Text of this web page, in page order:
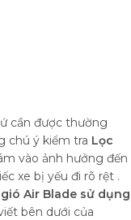
cần được thường
chú ý kiểm tra Lọc
vào ảnh hưởng đến
xe bị yếu đi rõ rệt .
Air Blade sử dụng
bên dưới của